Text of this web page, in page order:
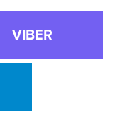
VIBER